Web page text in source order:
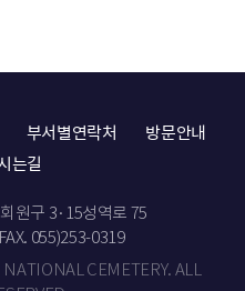
부서별연락처
방문안내
는길
원구 3·15성역로 75
FAX. 055)253-0319
CEMETERY. ALL